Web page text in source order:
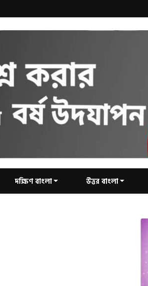
দক্ষিণ বাংলা উত্তর বাংলা